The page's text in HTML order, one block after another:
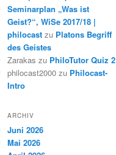
Seminarplan „Was ist
Geist?“, WiSe 2017/18 |
philocast zu Platons Begriff
des Geistes
Zarakas zu PhiloTutor Quiz 2
philocast2000 zu Philocast-
Intro
ARCHIV
Juni 2026
Mai 2026